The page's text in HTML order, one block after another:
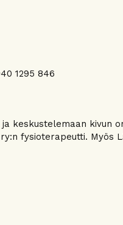
1295 846
keskustelemaan kivun
fysioterapeutti. Myös